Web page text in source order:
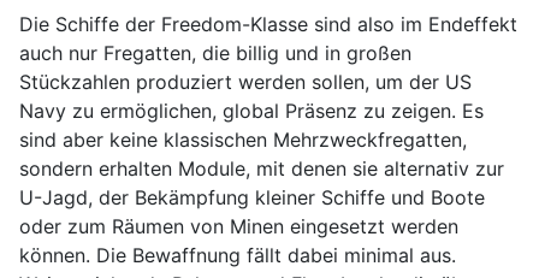
Die Schiffe der Freedom-Klasse sind also im Endeffekt
auch nur Fregatten, die billig und in großen
Stückzahlen produziert werden sollen, um der US
Navy zu ermöglichen, global Präsenz zu zeigen. Es
sind aber keine klassischen Mehrzweckfregatten,
sondern erhalten Module, mit denen sie alternativ zur
U-Jagd, der Bekämpfung kleiner Schiffe und Boote
oder zum Räumen von Minen eingesetzt werden
können. Die Bewaffnung fällt dabei minimal aus.